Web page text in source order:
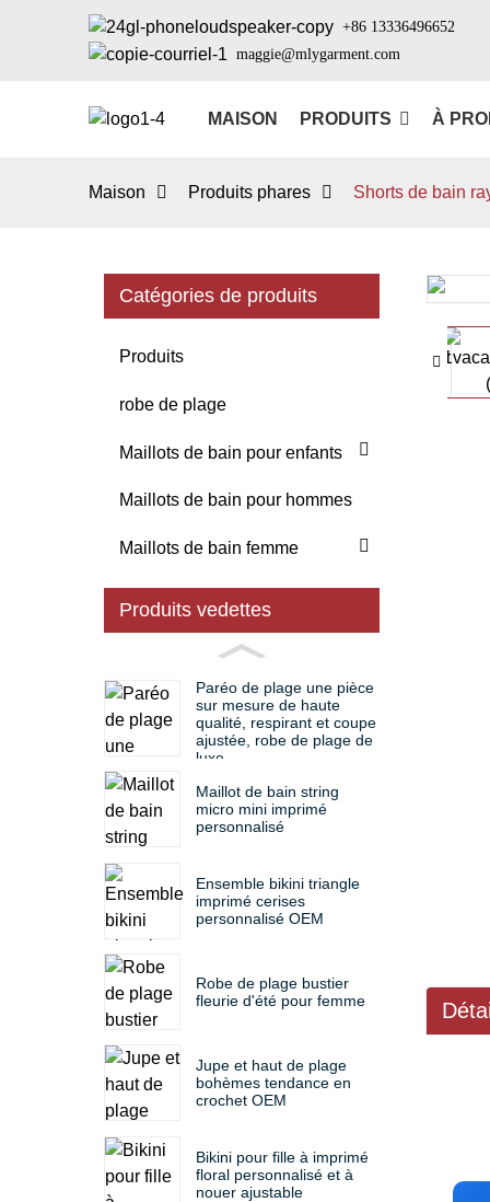
+86 13336496652
maggie@mlygarment.com
MAISON PRODUITS À
Maison Produits phares Shorts de bain
Catégories de produits
Produits
robe de plage
Maillots de bain pour enfants
Maillots de bain pour hommes
Maillots de bain femme
Produits vedettes
Paréo de plage une pièce
sur mesure de haute
qualité, respirant et coupe
ajustée, robe de plage de
luxe
Maillot de bain string
micro mini imprimé
personnalisé
Ensemble bikini triangle
imprimé cerises
personnalisé OEM
Robe de plage bustier
fleurie d'été pour femme
Jupe et haut de plage
bohèmes tendance en
crochet OEM
Bikini pour fille à imprimé
floral personnalisé et à
nouer ajustable
Loading...
Loading...